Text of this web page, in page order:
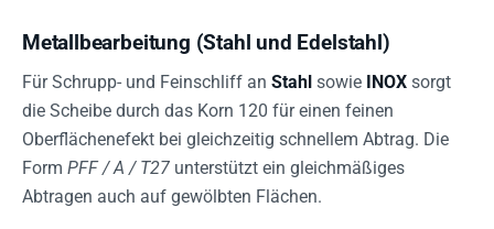
Metallbearbeitung (Stahl und Edelstahl)
Für Schrupp- und Feinschliff an Stahl sowie INOX sorgt
die Scheibe durch das Korn 120 für einen feinen
Oberflächenefekt bei gleichzeitig schnellem Abtrag. Die
Form PFF / A / T27 unterstützt ein gleichmäßiges
Abtragen auch auf gewölbten Flächen.